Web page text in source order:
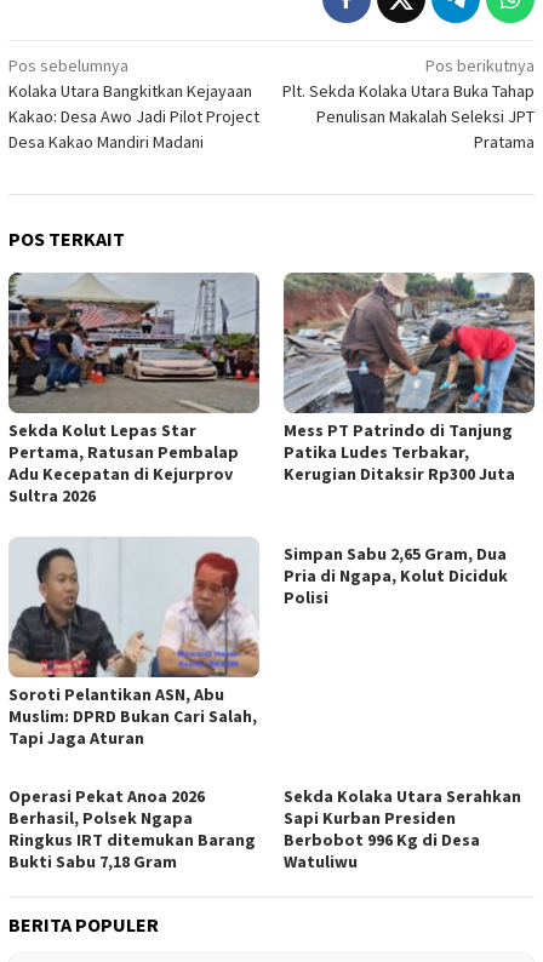
Navigasi
pos
Pos sebelumnya
Kolaka Utara Bangkitkan Kejayaan
Kakao: Desa Awo Jadi Pilot Project
Desa Kakao Mandiri Madani
Pos berikutnya
Plt. Sekda Kolaka Utara Buka Tahap
Penulisan Makalah Seleksi JPT
Pratama
POS TERKAIT
Sekda Kolut Lepas Star
Pertama, Ratusan Pembalap
Adu Kecepatan di Kejurprov
Sultra 2026
Mess PT Patrindo di Tanjung
Patika Ludes Terbakar,
Kerugian Ditaksir Rp300 Juta
Soroti Pelantikan ASN, Abu
Muslim: DPRD Bukan Cari Salah,
Tapi Jaga Aturan
Simpan Sabu 2,65 Gram, Dua
Pria di Ngapa, Kolut Diciduk
Polisi
Operasi Pekat Anoa 2026
Berhasil, Polsek Ngapa
Ringkus IRT ditemukan Barang
Bukti Sabu 7,18 Gram
Sekda Kolaka Utara Serahkan
Sapi Kurban Presiden
Berbobot 996 Kg di Desa
Watuliwu
BERITA POPULER